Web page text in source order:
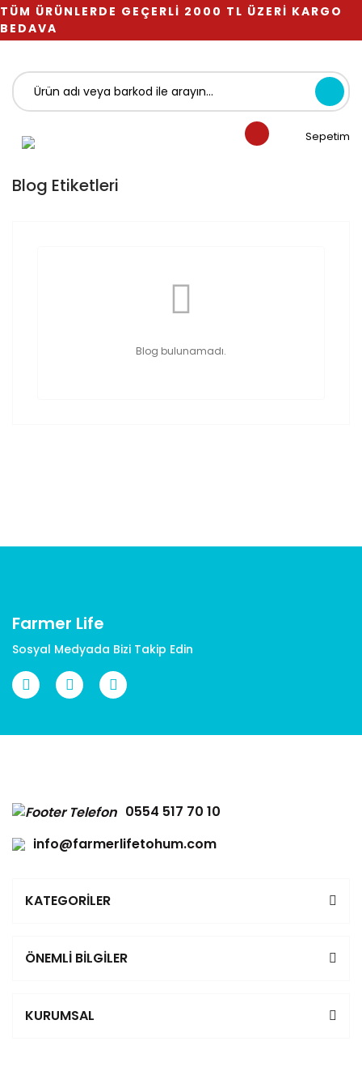
TÜM ÜRÜNLERDE GEÇERLİ 2000 TL ÜZERİ KARGO
BEDAVA
Sepetim
Blog Etiketleri
Blog bulunamadı.
Farmer Life
Sosyal Medyada Bizi Takip Edin
0554 517 70 10
info@farmerlifetohum.com
KATEGORİLER
ÖNEMLİ BİLGİLER
KURUMSAL